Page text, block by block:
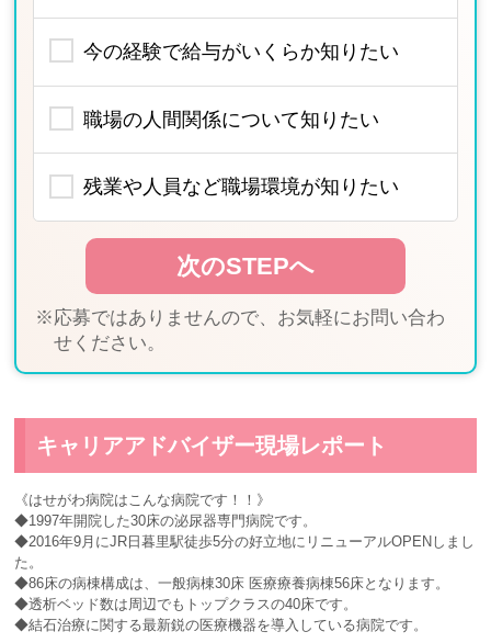
今の経験で給与がいくらか知りたい
職場の人間関係について知りたい
残業や人員など職場環境が知りたい
※応募ではありませんので、お気軽にお問い合わ
せください。
キャリアアドバイザー現場レポート
《はせがわ病院はこんな病院です！！》
◆1997年開院した30床の泌尿器専門病院です。
◆2016年9月にJR日暮里駅徒歩5分の好立地にリニューアルOPENしまし
た。
◆86床の病棟構成は、一般病棟30床 医療療養病棟56床となります。
◆透析ベッド数は周辺でもトップクラスの40床です。
◆結石治療に関する最新鋭の医療機器を導入している病院です。